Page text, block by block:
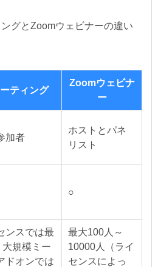
グとZoomウェビナーの違い
ティング
Zoomウェビナ
ー
加者
ホストとパネ
リスト
○
ンスでは最
規模ミー
ドオンでは
最大100人～
10000人（ライ
センスによっ